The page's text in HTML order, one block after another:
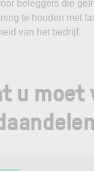
beleggers die
te houden met
van het bedrijf.
u moet